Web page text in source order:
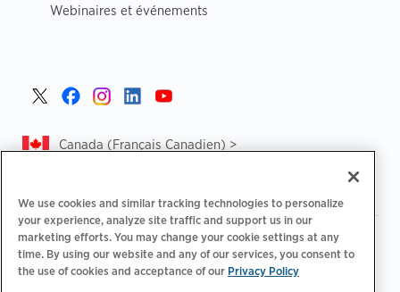
Webinaires et événements
Canada (Français Canadien) >
Politique de confidentialité‌ | Choix de confidentialité
Informations légales | Déclaration d'accessibilité |
Code de
conduite des fournisseurs
| CA Forced and Child Labour Report
We use cookies and similar tracking technologies to personalize
your experience, analyze site traffic and support us in our
marketing efforts. You may change your cookie settings at any
time. By using our website and any of our services, you consent to
the use of cookies and acceptance of our Privacy Policy